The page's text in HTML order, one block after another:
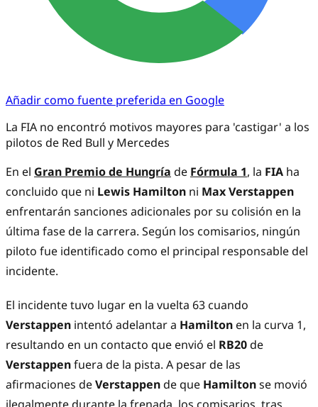
Añadir como fuente preferida en Google
La FIA no encontró motivos mayores para 'castigar' a los
pilotos de Red Bull y Mercedes
En el Gran Premio de Hungría de Fórmula 1, la FIA ha
concluido que ni Lewis Hamilton ni Max Verstappen
enfrentarán sanciones adicionales por su colisión en la
última fase de la carrera. Según los comisarios, ningún
piloto fue identificado como el principal responsable del
incidente.
El incidente tuvo lugar en la vuelta 63 cuando
Verstappen intentó adelantar a Hamilton en la curva 1,
resultando en un contacto que envió el RB20de
Verstappenfuera de la pista. A pesar de las
afirmaciones deVerstappende que Hamiltonse movió